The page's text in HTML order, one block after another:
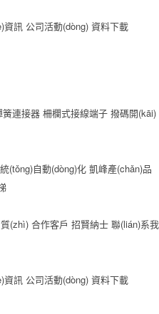
資訊 公司活動(dòng) 資料下載
簧連接器 柵欄式接線端子 撥碼開(kāi)
(tǒng)自動(dòng)化 凱峰產(chǎn)品
(zhì) 合作客戶 招賢納士 聯(lián)系我
資訊 公司活動(dòng) 資料下載